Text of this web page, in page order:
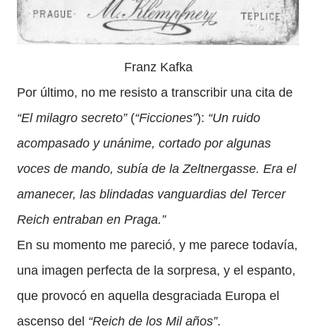
Franz Kafka
Por último, no me resisto a transcribir una cita de
“El milagro secreto”(“Ficciones”): “Un ruido
acompasado y unánime, cortado por algunas
voces de mando, subía de la Zeltnergasse. Era el
amanecer, las blindadas vanguardias del Tercer
Reich entraban en Praga.”
En su momento me pareció, y me parece todavía,
una imagen perfecta de la sorpresa, y el espanto,
que provocó en aquella desgraciada Europa el
ascenso del “Reich de los Mil años”.